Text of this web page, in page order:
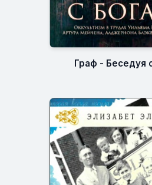
Граф - Беседуя